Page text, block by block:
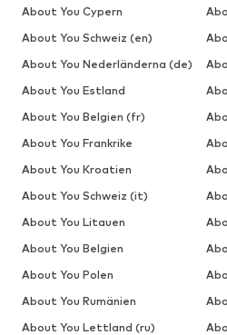
About You Cypern
About You Schweiz (en)
About You Nederländerna (de)
About You Estland
About You Belgien (fr)
About You Frankrike
About You Kroatien
About You Schweiz (it)
About You Litauen
About You Belgien
About You Polen
About You Rumänien
About You Lettland (ru)